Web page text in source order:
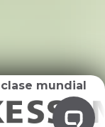
mundial